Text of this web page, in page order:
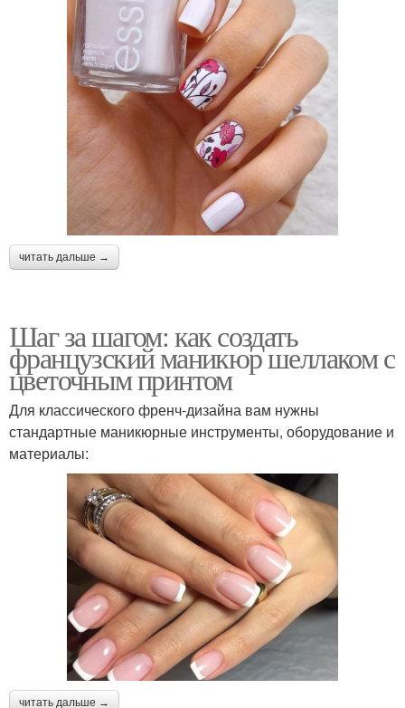
читать дальше →
Шаг за шагом: как создать
французский маникюр шеллаком с
цветочным принтом
Для классического френч-дизайна вам нужны
стандартные маникюрные инструменты, оборудование и
материалы:
читать дальше →